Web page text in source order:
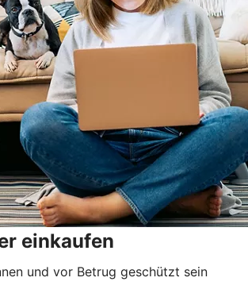
einkaufen
und vor Betrug geschützt sein